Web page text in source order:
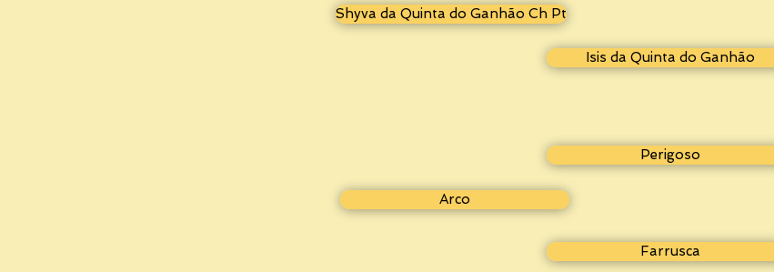
Shyva da Quinta do Ganhão Ch Pt
Isis da Quinta do Ganhão
Perigoso
Arco
Farrusca